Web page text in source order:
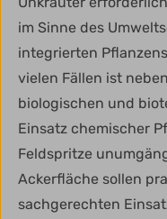
im Sinne des
integrierten
vielen Fällen ist
biologischen und
Einsatz chemischer
Feldspritze
Ackerfläche sollen
sachgerechten